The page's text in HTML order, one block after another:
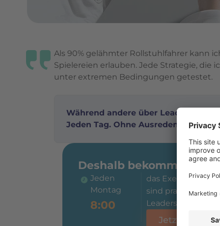
Als 90% gelähmter Rollstuhlfahrer kann
Spielereien erlauben. Jede Strategie, die
unter extremen Bedingungen getestet.
Während andere über Leadership
Jeden Tag. Ohne Ausreden.
Deshalb bekommst Du
Jeden
Montag
8:00
das Executive
sind
Leadership-
Jetzt